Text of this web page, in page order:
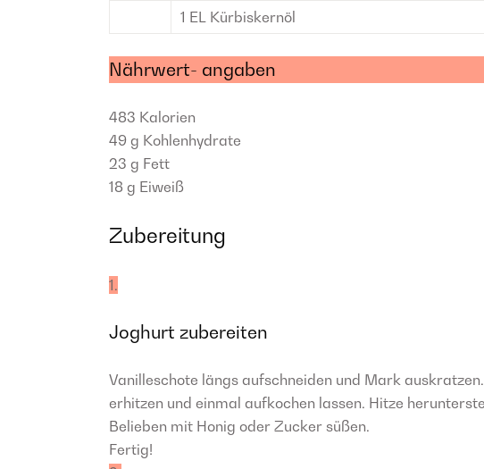
1 EL Kürbiskernöl
Nährwert- angaben
483 Kalorien
49 g Kohlenhydrate
23 g Fett
18 g Eiweiß
Zubereitung
1.
Joghurt zubereiten
Vanilleschote längs aufschneiden und Mark
erhitzen und einmal aufkochen lassen. Hitze
Belieben mit Honig oder Zucker süßen.
Fertig!